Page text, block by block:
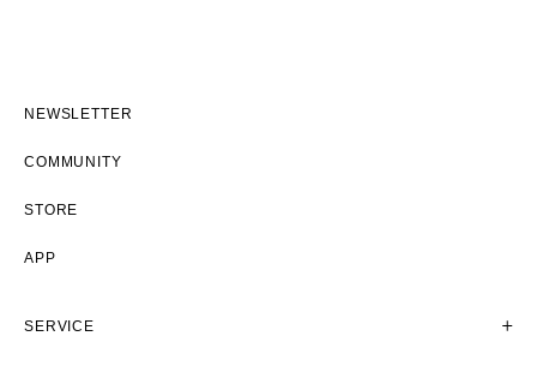
NEWSLETTER
COMMUNITY
STORE
APP
SERVICE